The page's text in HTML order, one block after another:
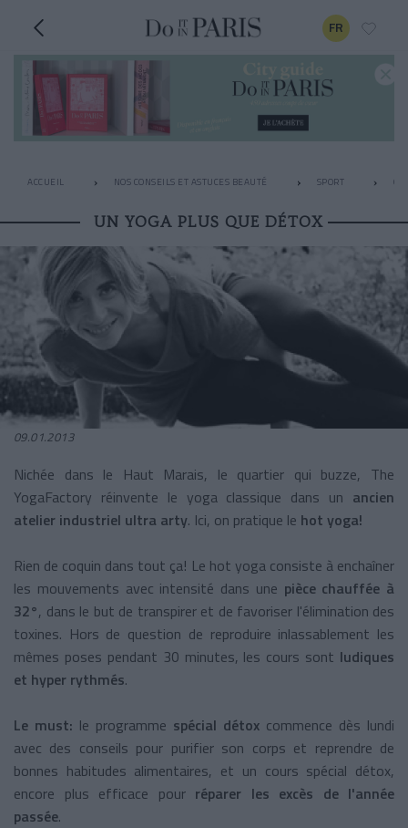
FR
ACCUEIL NOS CONSEILS ET ASTUCES BEAUTÉ SPORT
UN YOGA PLUS QUE DÉTOX
09.01.2013
Nichée dans le Haut Marais, le quartier qui buzze, The
YogaFactory réinvente le yoga classique dans un ancien
atelier industriel ultra arty. Ici, on pratique le hot yoga!
Rien de coquin dans tout ça! Le hot yoga consiste à enchaîner
les mouvements avec intensité dans une pièce chauffée à
32°, dans le but de transpirer et de favoriser l'élimination des
toxines. Hors de question de reproduire inlassablement les
mêmes poses pendant 30 minutes, les cours sont ludiques
et hyper rythmés.
Le must: le programme spécial détox commence dès lundi
avec des conseils pour purifier son corps et reprendre de
bonnes habitudes alimentaires, et un cours spécial détox,
encore plus efficace pour réparer les excès de l'année
passée.